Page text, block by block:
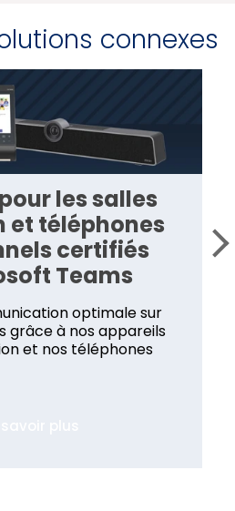
connexes
les salles
et téléphones
certifiés
Teams
optimale sur
grâce à nos appareils
et nos téléphones